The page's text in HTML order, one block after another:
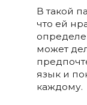
В такой
что ей
может
язык и
каждому.